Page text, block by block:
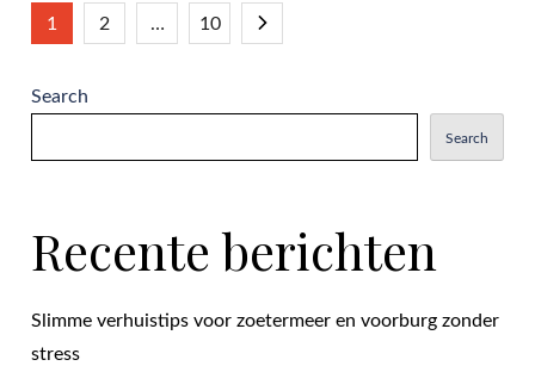
Posts
pagination
1 2 … 10
Search
Search
Recente berichten
Slimme verhuistips voor zoetermeer en voorburg zonder
stress